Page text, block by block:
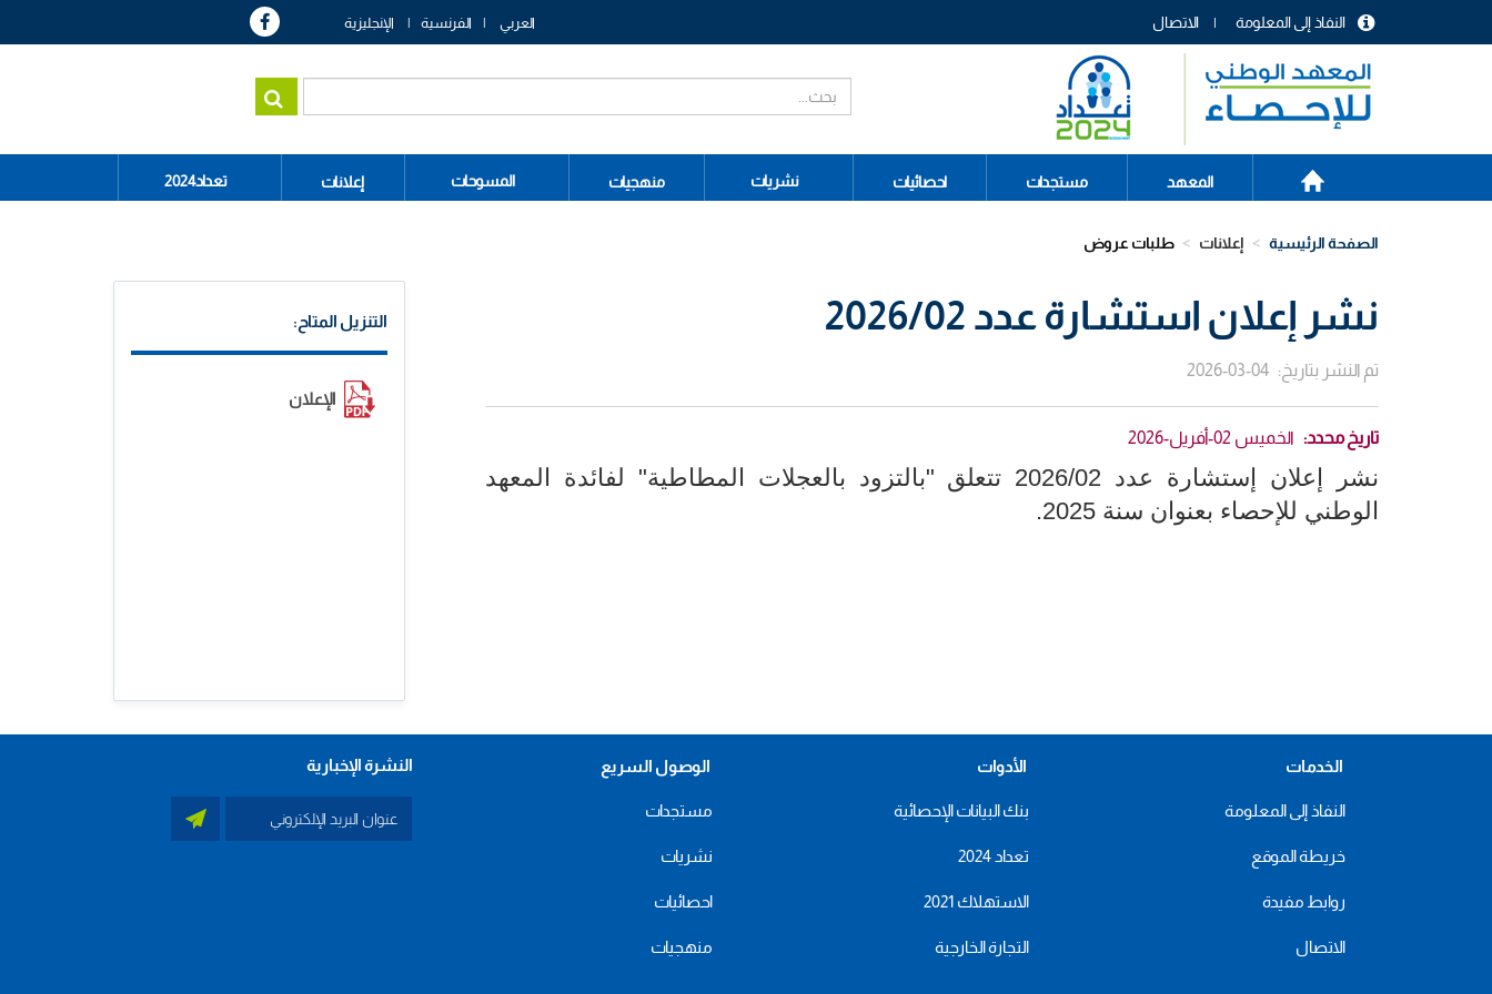
menu
header
الاتصال النفاذ إلى المعلومة العربي الفرنسية الإنجليزية
Main
navigation
الرئيسية
المعهد مستجدات احصائيات نشريات منهجيات المسوحات إعلانات تعداد2024
الصفحة الرئيسية إعلانات طلبات عروض
نشر إعلان استشارة عدد 2026/02
تم النشر بتاريخ 2026-03-04
تاريخ محدد الخميس 02-أفريل-2026
نشر إعلان إستشارة عدد 2026/02 تتعلق "بالتزود بالعجلات المطاطية" لفائدة المعهد
الوطني للإحصاء بعنوان سنة 2025.
التنزيل المتاح:
الإعلان
الخدمات
النفاذ إلى المعلومة
خريطة الموقع
روابط مفيدة
الاتصال
الأدوات
بنك البيانات الإحصائية
تعداد 2024
الاستهلاك 2021
التجارة الخارجية
الوصول السريع
مستجدات
نشريات
احصائيات
منهجيات
النشرة الإخبارية